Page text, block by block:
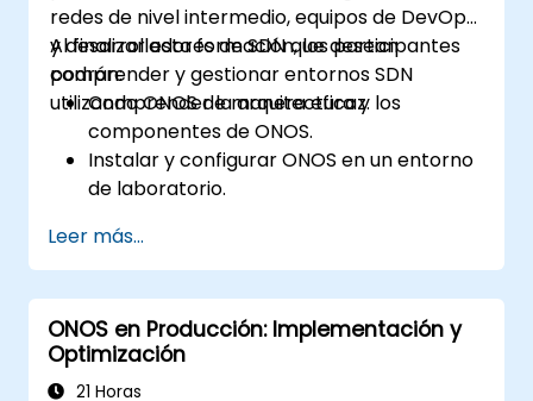
redes de nivel intermedio, equipos de DevOps
y desarrolladores de SDN que desean
comprender y gestionar entornos SDN
utilizando ONOS de manera eficaz.
Al finalizar esta formación, los participantes
podrán:
Comprender la arquitectura y los
componentes de ONOS.
Instalar y configurar ONOS en un entorno
de laboratorio.
gestionar entornos SDN.
Desplegar, gestionar y solucionar
problemas de redes SDN utilizando ONOS.
Leer más...
ONOS en Producción: Implementación y
Optimización
21 Horas